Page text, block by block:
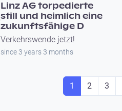
Linz AG torpedierte
still und heimlich eine
zukunftsfähige D
Verkehrswende jetzt!
since 3 years 3 months
Seite
1 Seite
2 Seite
3